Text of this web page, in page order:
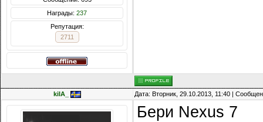
Награды: 237
Репутация:
2711
kiIA_ Дата: Вторник, 29.10.2013, 11:40 |
Бери Nexus 7